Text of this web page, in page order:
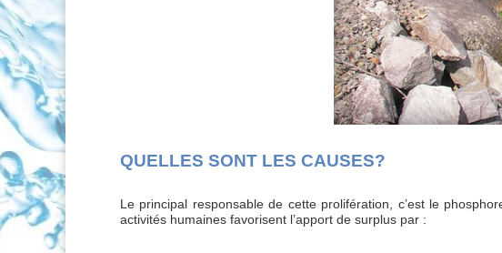
QUELLES SONT LES CAUSES?
Le principal responsable de cette prolifération, c’est le
activités humaines favorisent l’apport de surplus par :